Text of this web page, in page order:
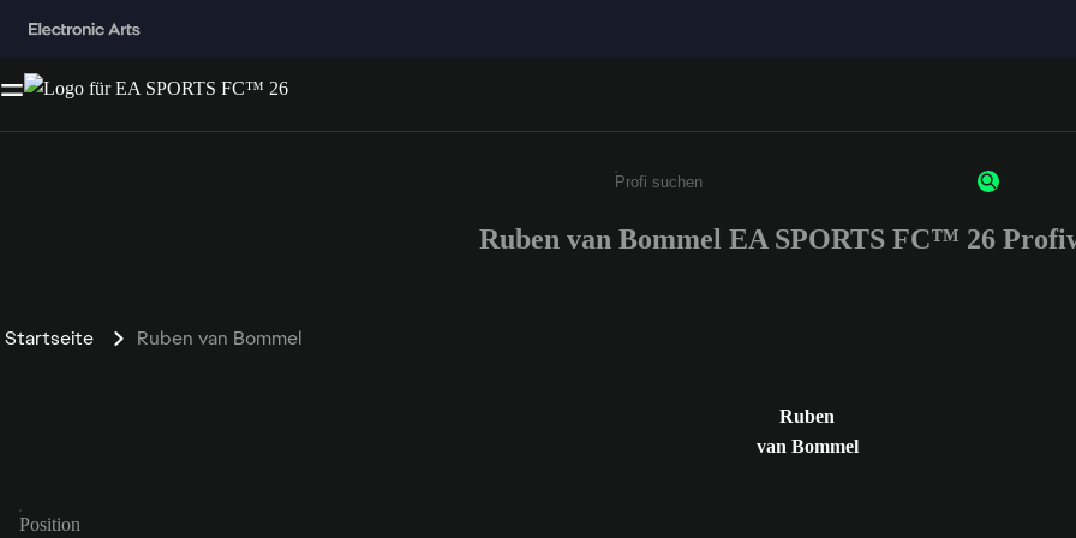
Gib mindestens 3 Zeichen oder Ziffern ein
Ruben van Bommel EA SPORTS FC™ 26
Startseite Ruben van Bommel
Ruben
van Bommel
Position